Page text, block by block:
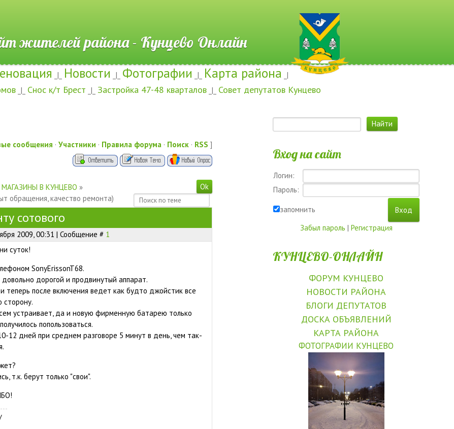
района - Кунцево Онлайн
_|_ Новости _|_ Фотографии _|_ Карта района _|
_|_ Снос к/т Брест _|_ Застройка 47-48 кварталов _|_ Совет депутатов Кунцево
сообщения · Участники · Правила форума · Поиск · RSS ]
МАГАЗИНЫ В КУНЦЕВО »
обращения, качество ремонта)
сотового
2009, 00:31 | Сообщение # 1
суток!
SonyErissonT68.
дорогой и продвинутый аппарат.
теперь после включения ведет как будто джойстик все
сторону.
устраивает, да и новую фирменную батарею только
попользоваться.
12 дней при среднем разговоре 5 минут в день, чем так-
т.к. берут только "свои".
Вход на сайт
Логин:
Пароль:
запомнить
Забыл пароль | Регистрация
КУНЦЕВО-ОНЛАЙН
ФОРУМ КУНЦЕВО
НОВОСТИ РАЙОНА
БЛОГИ ДЕПУТАТОВ
ДОСКА ОБЪЯВЛЕНИЙ
КАРТА РАЙОНА
ФОТОГРАФИИ КУНЦЕВО